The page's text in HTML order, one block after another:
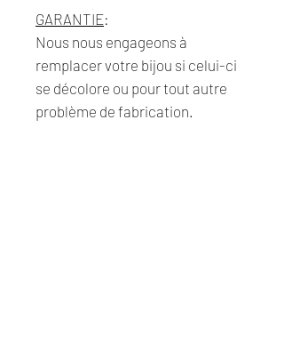
GARANTIE:
Nous nous engageons à
remplacer votre bijou si celui-ci
se décolore ou pour tout autre
problème de fabrication.